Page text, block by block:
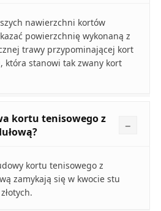
nawierzchni kortów
powierzchnię wykonaną z
trawy przypominającej kort
która stanowi tak zwany kort
kortu tenisowego z
kortu tenisowego z
zamykają się w kwocie stu